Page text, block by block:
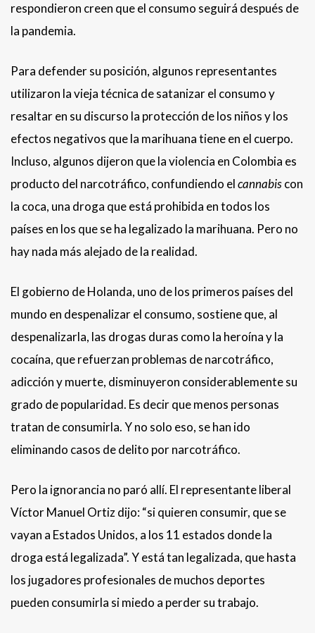
respondieron creen que el consumo seguirá después de
la pandemia.
Para defender su posición, algunos representantes
utilizaron la vieja técnica de satanizar el consumo y
resaltar en su discurso la protección de los niños y los
efectos negativos que la marihuana tiene en el cuerpo.
Incluso, algunos dijeron que la violencia en Colombia es
producto del narcotráfico, confundiendo elcannabiscon
la coca, una droga que está prohibida en todos los
países en los que se ha legalizado la marihuana. Pero no
hay nada más alejado de la realidad.
El gobierno de Holanda, uno de los primeros países del
mundo en despenalizar el consumo, sostiene que, al
despenalizarla, las drogas duras como la heroína y la
cocaína, que refuerzan problemas de narcotráfico,
adicción y muerte, disminuyeron considerablemente su
grado de popularidad. Es decir que menos personas
tratan de consumirla. Y no solo eso, se han ido
eliminando casos de delito por narcotráfico.
Pero la ignorancia no paró allí. El representante liberal
Víctor Manuel Ortiz dijo: “si quieren consumir, que se
vayan a Estados Unidos, a los 11 estados donde la
droga está legalizada”. Y está tan legalizada, que hasta
los jugadores profesionales de muchos deportes
pueden consumirla si miedo a perder su trabajo.